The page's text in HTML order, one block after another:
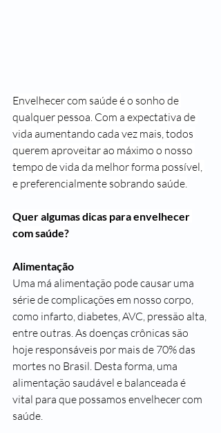
Envelhecer com saúde é o sonho de
qualquer pessoa. Com a expectativa de
vida aumentando cada vez mais, todos
querem aproveitar ao máximo o nosso
tempo de vida da melhor forma possível,
e preferencialmente sobrando saúde.
Quer algumas dicas para envelhecer
com saúde?
Alimentação
Uma má alimentação pode causar uma
série de complicações em nosso corpo,
como infarto, diabetes, AVC, pressão alta,
entre outras. As doenças crônicas são
hoje responsáveis por mais de 70% das
mortes no Brasil. Desta forma, uma
alimentação saudável e balanceada é
vital para que possamos envelhecer com
saúde.